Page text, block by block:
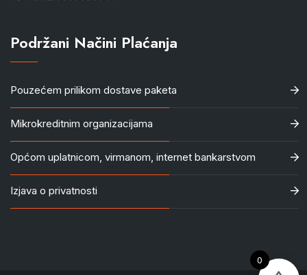
Podržani Načini Plaćanja
Pouzećem prilikom dostave paketa
Mikrokreditnim organizacijama
Općom uplatnicom, virmanom, internet bankarstvom
Izjava o privatnosti
0